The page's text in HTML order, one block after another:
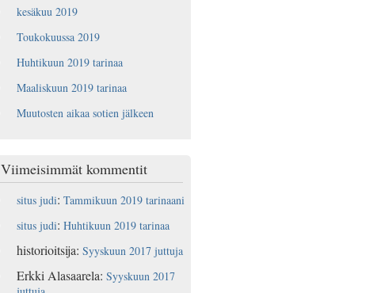
kesäkuu 2019
Toukokuussa 2019
Huhtikuun 2019 tarinaa
Maaliskuun 2019 tarinaa
Muutosten aikaa sotien jälkeen
Viimeisimmät kommentit
situs judi: Tammikuun 2019 tarinaani
situs judi: Huhtikuun 2019 tarinaa
historioitsija: Syyskuun 2017 juttuja
Erkki Alasaarela: Syyskuun 2017